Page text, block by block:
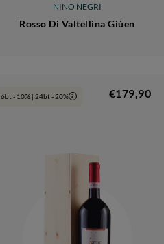
NINO NEGRI
Rosso Di Valtellina Giùen
6bt - 10% | 24bt - 20% i €179,90